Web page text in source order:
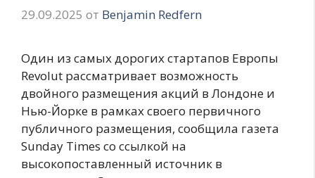
29.09.2025 от Benjamin Redfern
Один из самых дорогих стартапов Европы
Revolut рассматривает возможность
двойного размещения акций в Лондоне и
Нью-Йорке в рамках своего первичного
публичного размещения, сообщила газета
Sunday Times со ссылкой на
высокопоставленный источник в